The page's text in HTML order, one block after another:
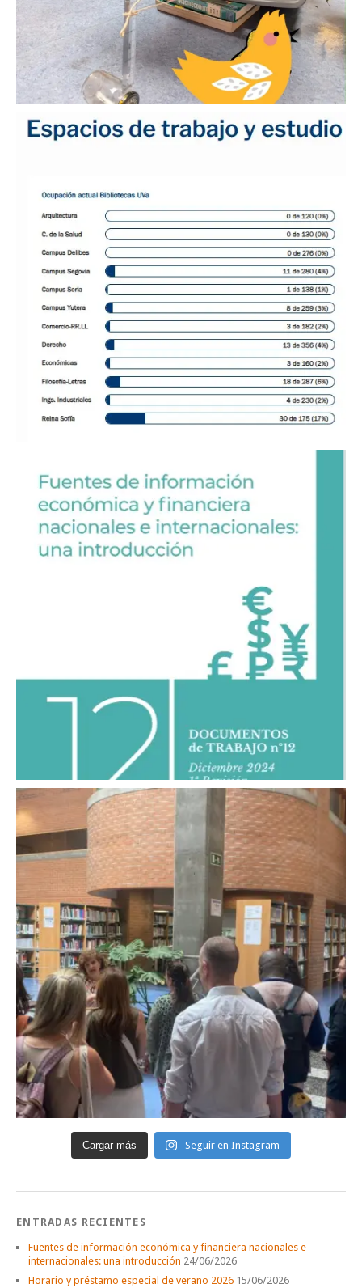
Cargar más Seguir en Instagram
ENTRADAS RECIENTES
Fuentes de información económica y financiera nacionales e
internacionales: una introducción 24/06/2026
Horario y préstamo especial de verano 2026 15/06/2026